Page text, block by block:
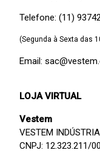
Telefone: (11)
(Segunda à Sexta das
Email:
LOJA VIRTUAL
Vestem
VESTEM
CNPJ: 12.323.211/